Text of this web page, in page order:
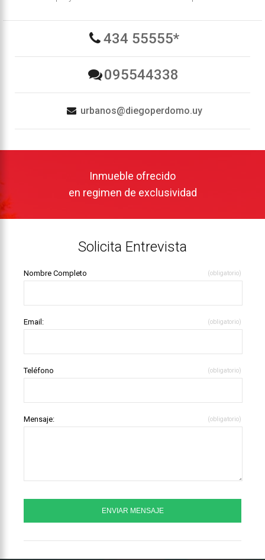
434 55555*
095544338
urbanos@diegoperdomo.uy
Inmueble ofrecido
en regimen de exclusividad
Solicita Entrevista
Nombre Completo (obligatorio)
Email: (obligatorio)
Teléfono (obligatorio)
Mensaje: (obligatorio)